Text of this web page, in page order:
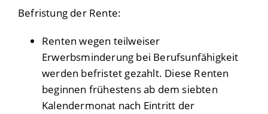
Befristung der Rente:
Renten wegen teilweiser
Erwerbsminderung bei Berufsunfähigkeit
werden befristet gezahlt. Diese Renten
beginnen frühestens ab dem siebten
Kalendermonat nach Eintritt der